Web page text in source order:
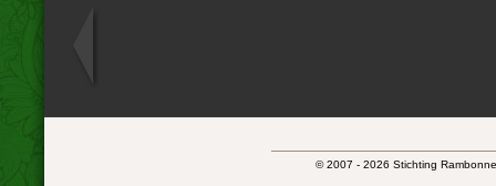
© 2007 - 2026 Stichting